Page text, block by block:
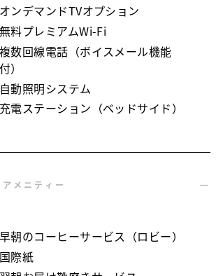
オンデマンドTVオプション
無料プレミアムWi-Fi
複数回線電話（ボイスメール機能
付）
自動照明システム
充電ステーション（ベッドサイド）
メニティー
早朝のコーヒーサービス（ロビー）
国際紙